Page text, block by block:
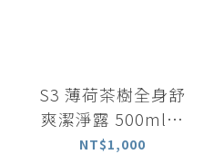
S3 薄荷茶樹全身舒
爽潔淨露 500ml｜
洗髮沐浴 All in one
NT$1,000